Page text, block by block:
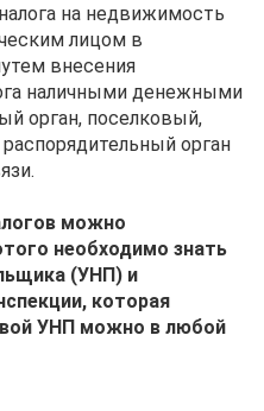
на недвижимость
лицом в
внесения
наличными денежными
орган, поселковый,
орган
можно
необходимо знать
(УНП) и
которая
УНП можно в любой